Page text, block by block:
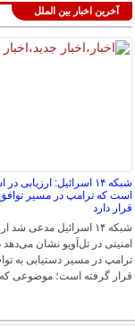
آخرین اخبار بین الملل
شبکه ۱۴ اسرائیل: ارزیابی
است که ترامپ در مسیر توافق
قرار دارد
شبکه ۱۴ اسرائیل مدعی شد
امنیتی در تل‌آویو نشان می‌دهد
ترامپ در مسیر دستیابی به
قرار گرفته است؛ موضوعی